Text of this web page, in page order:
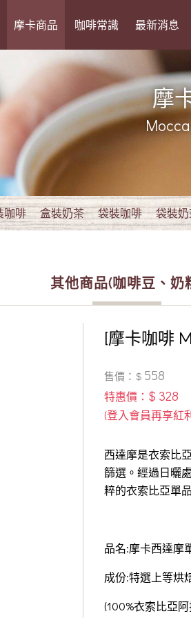
摩卡商品 咖啡常識 最新消息
摩
咖啡 盒裝奶茶 袋裝咖啡 袋裝
其他商品(咖啡豆、奶
[摩卡咖啡
售價：$ 558
特惠價： $ 328
西達摩是衣索比
篩選。經過日曬
粹的衣索比亞單
品名:摩卡西達摩
成份:特選上等烘
(100%衣索比亞